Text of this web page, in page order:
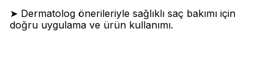
➤ Dermatolog önerileriyle sağlıklı saç bakımı için
doğru uygulama ve ürün kullanımı.